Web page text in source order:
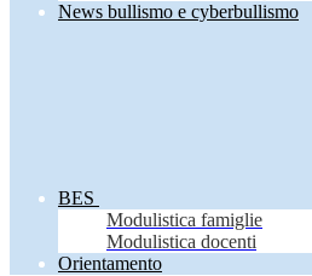
News bullismo e cyberbullismo
BES
Modulistica famiglie
Modulistica docenti
Orientamento